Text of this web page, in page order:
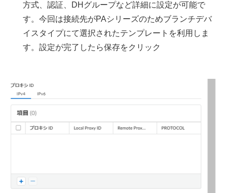
方式、認証、DHグループなど詳細に設定が可能で
す。今回は接続先がPAシリーズのためブランチデバ
イスタイプにて選択されたテンプレートを利用しま
す。設定が完了したら保存をクリック